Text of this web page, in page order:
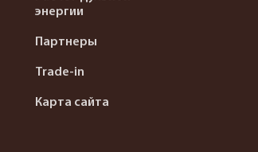
энергии
Партнеры
Trade-in
Карта сайта